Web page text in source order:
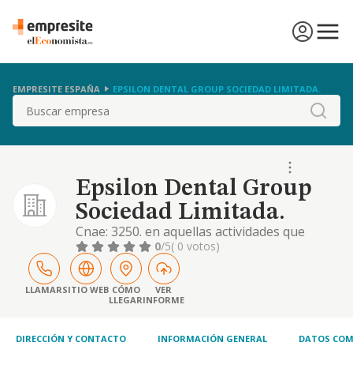
EMPRESITE ESPAÑA EPSILON DENTAL GROUP SOCIEDAD LIMITADA.
Buscar
Epsilon Dental Group
Sociedad Limitada.
Cnae: 3250. en aquellas actividades que
tuvieran carácter profesional la sociedad
actuará como intermediaria. objeto: la
fabricación de estructuras de prótesis dental
0/5( 0 votos)
LLAMARSITIO WEB CÓMO
LLEGAR
VER
INFORME
DIRECCIÓN Y CONTACTO INFORMACIÓN GENERAL DATOS